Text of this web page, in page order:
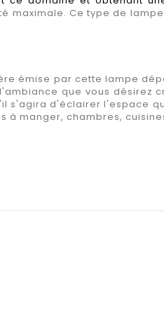
maximale. Ce type de
émise par cette lampe
que vous désirez
s'agira d'éclairer l'espace
à manger, chambres,